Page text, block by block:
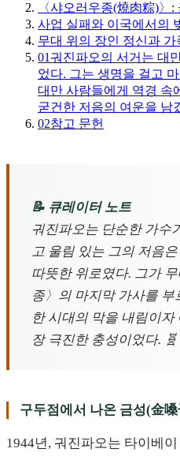
〈샤오러우종(燒肉粽)〉:
사업 실패와 이국에서의
무대 위의 장인 정신과
01궈진파오의 서거는 대
었다. 그는 생명을 걸고
대만 사람들에게 역경 속
굳건한 저음의 여운을 남
02참고 문헌
📝 큐레이터 노트
궈진파오는 단순한 가수
고 울림 있는 그의 저음
따뜻한 위로였다. 그가
종〉의 마지막 가사를
한 시대의 막을 내림이
장 극진한 충성이었다. 🧬
구두점에서 나온 금성(金嗓
1944년, 궈진파오는 타이베